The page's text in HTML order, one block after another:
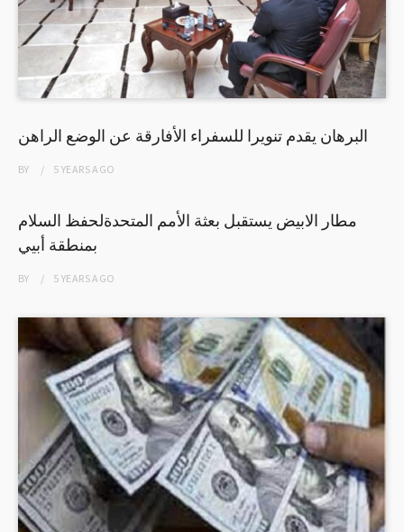
البرهان يقدم تنويرا للسفراء الأفارقة عن الوضع الراهن
BY 5 YEARSAGO
مطار الابيض يستقبل بعثة الأمم المتحدةلحفظ السلام
بمنطقة أبيي
BY 5 YEARSAGO